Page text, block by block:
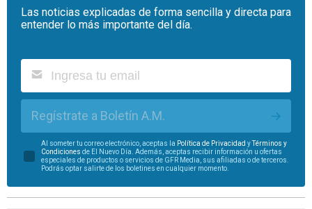
Las noticias explicadas de forma sencilla y directa para
entender lo más importante del día.
Regístrate a Boletín A.M.
Al someter tu correo electrónico, aceptas la Política de Privacidad yTérminos y
Condiciones de El Nuevo Día. Además, aceptas recibir información u ofertas
especiales de productos o servicios de GFR Media, sus afiliadas o de terceros.
Podrás optar salirte de los boletines en cualquier momento.